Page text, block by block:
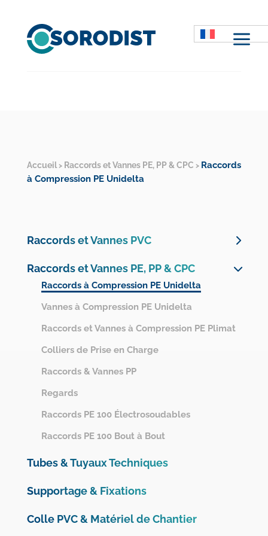
M
Accueil> Raccords et Vannes PE, PP & CPC > Raccords
à Compression PE Unidelta
Raccords et Vannes PVC
Raccords PVC Ventilation
Raccords et Vannes PE, PP & CPC
Raccords à Compression PE Unidelta
Vannes à Compression PE Unidelta
Raccords et Vannes à Compression PE Plimat
Colliers de Prise en Charge
Raccords & Vannes PP
Regards
Raccords PE 100 Électrosoudables
Raccords PE 100 Bout à Bout
Tubes & Tuyaux Techniques
Supportage & Fixations
Colle PVC & Matériel de Chantier